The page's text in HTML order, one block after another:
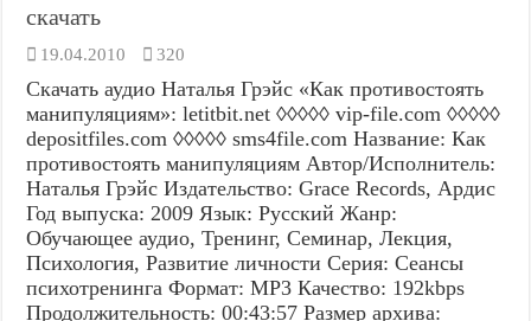
скачать
19.04.2010 320
Скачать аудио Наталья Грэйс «Как противостоять
манипуляциям»: letitbit.net ◊◊◊◊◊ vip-file.com ◊◊◊◊◊
depositfiles.com ◊◊◊◊◊ sms4file.com Название: Как
противостоять манипуляциям Автор/Исполнитель:
Наталья Грэйс Издательство: Grace Records, Ардис
Год выпуска: 2009 Язык: Русский Жанр:
Обучающее аудио, Тренинг, Семинар, Лекция,
Психология, Развитие личности Серия: Сеансы
психотренинга Формат: MP3 Качество: 192kbps
Продолжительность: 00:43:57 Размер архива: